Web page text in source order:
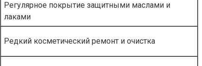
Регулярное покрытие защитными маслами и
лаками
Редкий косметический ремонт и очистка